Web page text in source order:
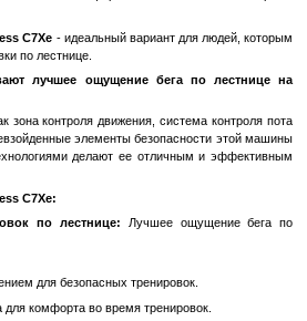
всю необходимую
калории, шаги в минуту и
Дизайн
эффективно использовать
Высококачественные
тренажера.
и ягодиц.
Наклона
условий подъема, что позволяет
и повысить выносливость.